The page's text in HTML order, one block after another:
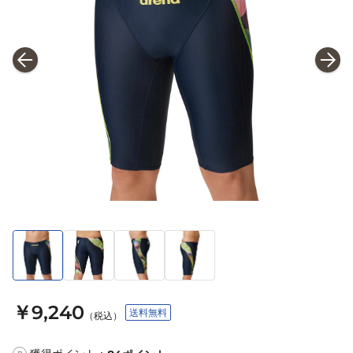
￥9,240 （税込） 送料無料